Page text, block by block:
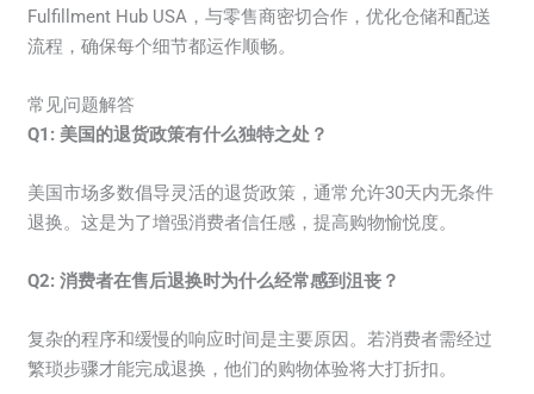
Fulfillment Hub USA，与零售商密切合作，优化仓储和配送
流程，确保每个细节都运作顺畅。
常见问题解答
Q1: 美国的退货政策有什么独特之处？
美国市场多数倡导灵活的退货政策，通常允许30天内无条件
退换。这是为了增强消费者信任感，提高购物愉悦度。
Q2: 消费者在售后退换时为什么经常感到沮丧？
复杂的程序和缓慢的响应时间是主要原因。若消费者需经过
繁琐步骤才能完成退换，他们的购物体验将大打折扣。